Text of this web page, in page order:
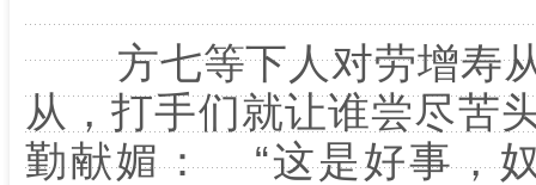
方七等下人对劳增寿从
从，打手们就让谁尝尽苦
勤献媚： “这是好事，